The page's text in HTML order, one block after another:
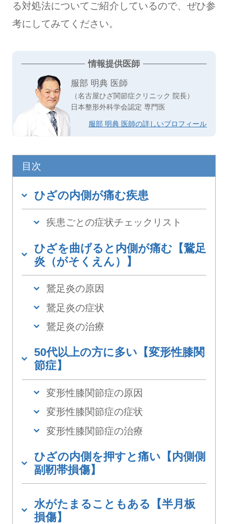
る対処法についてご紹介しているので、ぜひ参
考にしてみてください。
情報提供医師
服部 明典 医師
（名古屋ひざ関節症クリニック 院長）
日本整形外科学会認定 専門医
服部 明典 医師の詳しいプロフィール
目次
ひざの内側が痛む疾患
疾患ごとの症状チェックリスト
ひざを曲げると内側が痛む【鵞足
炎（がそくえん）】
鵞足炎の原因
鵞足炎の症状
鵞足炎の治療
50代以上の方に多い【変形性膝関
節症】
変形性膝関節症の原因
変形性膝関節症の症状
変形性膝関節症の治療
ひざの内側を押すと痛い【内側側
副靭帯損傷】
水がたまることもある【半月板
損傷】